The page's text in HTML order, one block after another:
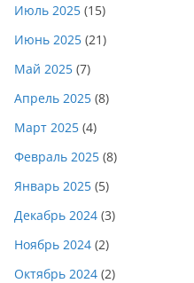
Июль 2025 (15)
Июнь 2025 (21)
Май 2025 (7)
Апрель 2025 (8)
Март 2025 (4)
Февраль 2025 (8)
Январь 2025 (5)
Декабрь 2024 (3)
Ноябрь 2024 (2)
Октябрь 2024 (2)